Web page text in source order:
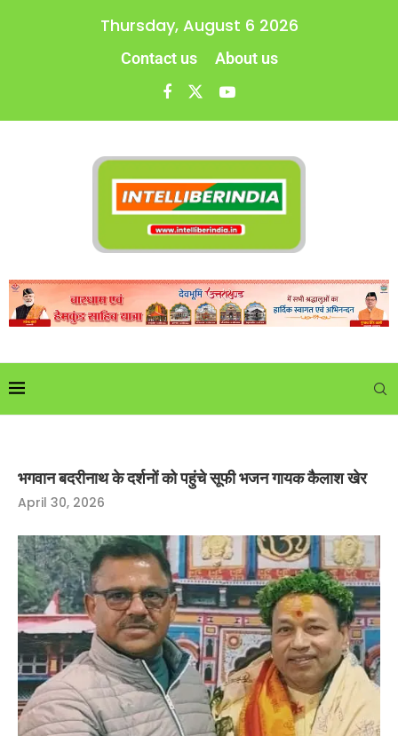
Thursday, August 6 2026
Contact us About us
भगवान बदरीनाथ के दर्शनों को पहुंचे सूफी भजन गायक कैलाश खेर
April 30, 2026